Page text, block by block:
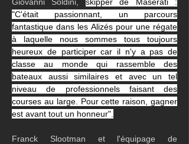
"C'était passionnant, un parcours
fantastique dans les Alizés pour une régate
à laquelle nous sommes tous toujours
heureux de participer car il n'y a pas de
classe au monde qui rassemble des
bateaux aussi similaires et avec un tel
niveau de professionnels faisant des
courses au large. Pour cette raison, gagner
est avant tout un honneur".
Franck Slootman et l'équipage de